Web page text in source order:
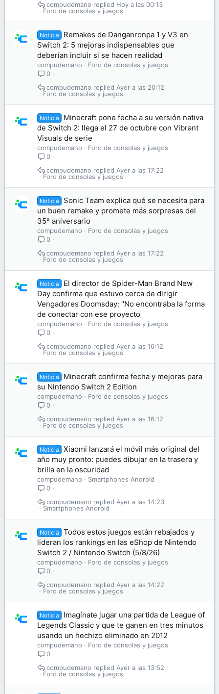
Foro de consolas y juegos
Hoy a las 00:13
compudemano
Noticia
Remakes de Danganronpa 1 y V3 en
Switch 2: 5 mejoras indispensables que
deberían incluir si se hacen realidad
compudemano
Foro de consolas y juegos
0
Foro de consolas y juegos
Ayer a las 20:12
compudemano
Noticia
Minecraft pone fecha a su versión nativa
de Switch 2: llega el 27 de octubre con Vibrant
Visuals de serie
compudemano
Foro de consolas y juegos
0
Foro de consolas y juegos
Ayer a las 17:22
compudemano
Noticia
Sonic Team explica qué se necesita para
un buen remake y promete más sorpresas del
35º aniversario
compudemano
Foro de consolas y juegos
0
Foro de consolas y juegos
Ayer a las 17:22
compudemano
Noticia
El director de Spider-Man Brand New
Day confirma que estuvo cerca de dirigir
Vengadores Doomsday: "No encontraba la forma
de conectar con ese proyecto
compudemano
Foro de consolas y juegos
0
Foro de consolas y juegos
Ayer a las 16:12
compudemano
Noticia
Minecraft confirma fecha y mejoras para
su Nintendo Switch 2 Edition
compudemano
Foro de consolas y juegos
0
Foro de consolas y juegos
Ayer a las 16:12
compudemano
Noticia
Xiaomi lanzará el móvil más original del
año muy pronto: puedes dibujar en la trasera y
brilla en la oscuridad
compudemano
Smartphones Android
0
Smartphones Android
Ayer a las 14:23
compudemano
Noticia
Todos estos juegos están rebajados y
lideran los rankings en las eShop de Nintendo
Switch 2 / Nintendo Switch (5/8/26)
compudemano
Foro de consolas y juegos
0
Foro de consolas y juegos
Ayer a las 14:22
compudemano
Noticia
Imagínate jugar una partida de League of
Legends Classic y que te ganen en tres minutos
usando un hechizo eliminado en 2012
compudemano
Foro de consolas y juegos
0
Foro de consolas y juegos
Ayer a las 13:52
compudemano